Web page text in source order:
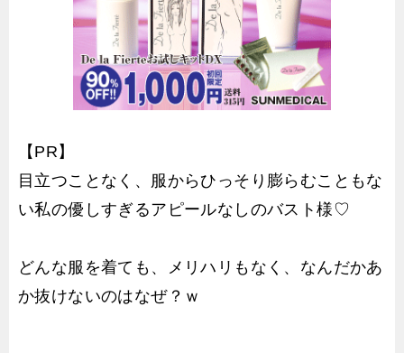
【PR】
目立つことなく、服からひっそり膨らむこともな
い私の優しすぎるアピールなしのバスト様♡
どんな服を着ても、メリハリもなく、なんだかあ
か抜けないのはなぜ？ｗ